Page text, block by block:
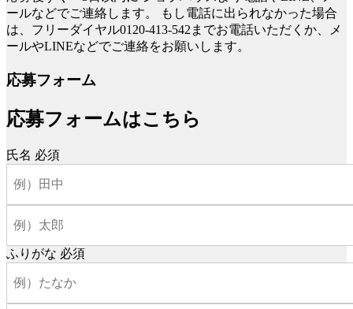
ールなどでご連絡します。
もし電話に出られなかった場合
は、フリーダイヤル0120-413-542までお電話いただくか、メ
ールやLINEなどでご連絡をお願いします。
応募フォーム
応募フォームはこちら
氏名 必須
ふりがな 必須